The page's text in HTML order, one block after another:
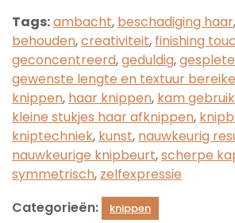
Tags:ambacht, beschadiging haar,
behouden,creativiteit, finishing
geconcentreerd,geduldig,
gewenste lengte en textuur
knippen, haar knippen, kam
kleine stukjes haar afknippen,
kniptechniek, kunst, nauwkeurig
nauwkeurige knipbeurt,scherpe
symmetrisch, zelfexpressie
Categorieën:
knippen